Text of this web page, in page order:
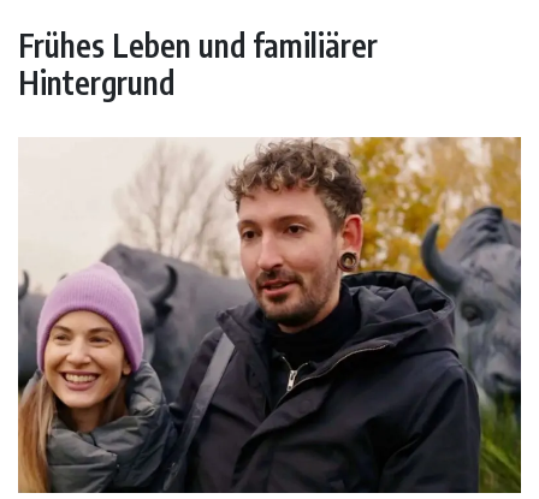
Frühes Leben und familiärer
Hintergrund